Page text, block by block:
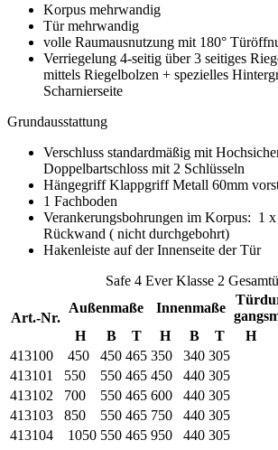
Korpus mehrwandig
Tür mehrwandig
volle Raumausnutzung mit 180°
Verriegelung 4-seitig über 3 seitiges
mittels Riegelbolzen + spezielles
Scharnierseite
Grundausstattung
Verschluss standardmäßig mit
Doppelbartschloss mit 2 Schlüsseln
Hängegriff Klappgriff Metall 60mm
1 Fachboden
Verankerungsbohrungen im Korpus: 1
Rückwand ( nicht durchgebohrt)
Hakenleiste auf der Innenseite der Tür
Safe 4 Ever Klasse 2
Art.-Nr.
Außenmaße Innenmaße
H
B T H B T H
413100
450 450 465 350 340 305
413101
550 550 465 450 440 305
413102
700 550 465 600 440 305
413103
850 550 465 750 440 305
413104
1050 550 465 950 440 305